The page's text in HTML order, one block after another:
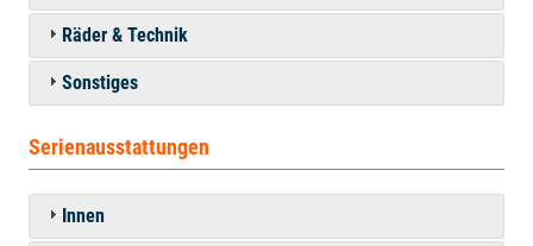
Räder & Technik
Sonstiges
Serienausstattungen
Innen